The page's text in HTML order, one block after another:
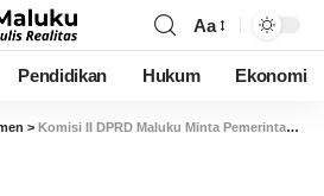
Aa
Pendidikan Hukum Ekonomi
> Komisi II DPRD Maluku Minta Pemerintah Stop Lakukan Subsidi BBM, Dapat Sebabkan Inflasi